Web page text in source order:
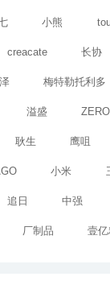
小熊
creacate 长协
梅特勒托利多
溢盛
耿生 鹰咀
小米
追日 中强
厂制品 壹